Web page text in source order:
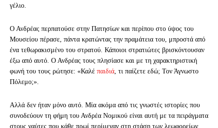
γέλιο.
Ο Ανδρέας περπατούσε στην Πατησίων και περίπου στο ύψος του
Μουσείου πέρασε, πάντα κρατώντας την πραμάτεια του, μπροστά από
ένα τεθωρακισμένο του στρατού. Κάποιοι στρατιώτες βρισκόντουσαν
έξω από αυτό. Ο Ανδρέας τους πλησίασε και με τη χαρακτηριστική
φωνή του τους ρώτησε: «Καλέ παιδιά, τι παίζετε εδώ; Τον Άγνωστο
Πόλεμο;».
Αλλά δεν ήταν μόνο αυτό. Μία ακόμα από τις γνωστές ιστορίες που
συνοδεύουν τη φήμη του Ανδρέα Νομικού είναι αυτή με τα πειράγματα
στους ναύτες που κάθε πρωί περίμεναν στη στάση των λεωφορείων